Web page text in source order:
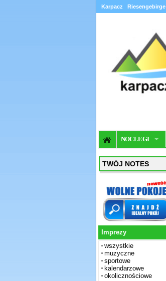
Karpacz Riesengebirge
NOCLEGI
TWÓJ NOTES
Imprezy
wszystkie
muzyczne
sportowe
kalendarzowe
okolicznościowe